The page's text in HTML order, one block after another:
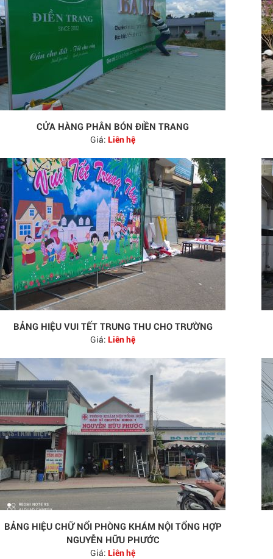
CỬA HÀNG PHÂN BÓN ĐIỀN TRANG
Giá: Liên hệ
BẢNG HIỆU VUI TẾT TRUNG THU CHO TRƯỜNG
Giá: Liên hệ
BẢNG HIỆU CHỮ NỔI PHÒNG KHÁM NỘI TỔNG HỢP
NGUYỄN HỮU PHƯỚC
Giá: Liên hệ